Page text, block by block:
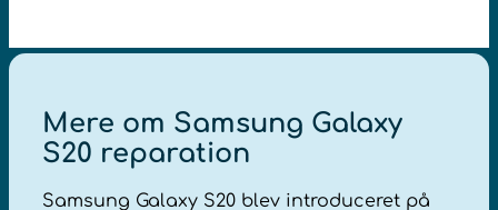
Mere om Samsung Galaxy
S20 reparation
Samsung Galaxy S20 blev introduceret på